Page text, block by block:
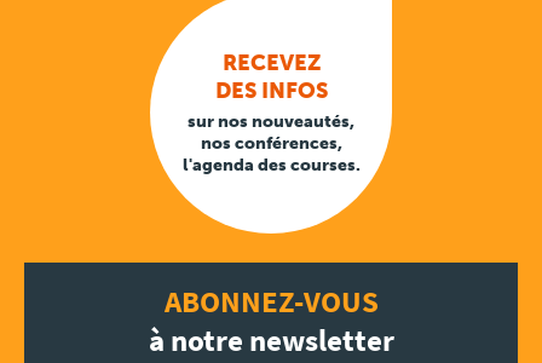
RECEVEZ
DES INFOS
sur nos nouveautés,
nos conférences,
l'agenda des courses.
ABONNEZ-VOUS
à notre newsletter